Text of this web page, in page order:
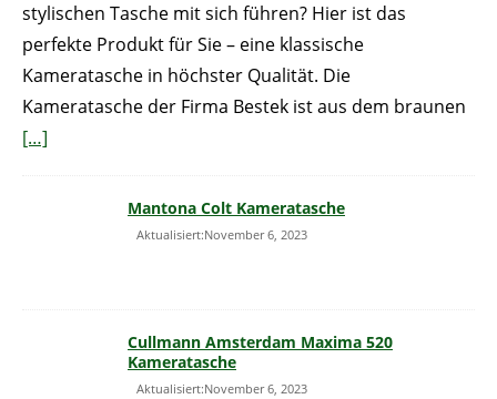
stylischen Tasche mit sich führen? Hier ist das
perfekte Produkt für Sie – eine klassische
Kameratasche in höchster Qualität. Die
Kameratasche der Firma Bestek ist aus dem braunen
[…]
Mantona Colt Kameratasche
Aktualisiert:November 6, 2023
Cullmann Amsterdam Maxima 520
Kameratasche
Aktualisiert:November 6, 2023